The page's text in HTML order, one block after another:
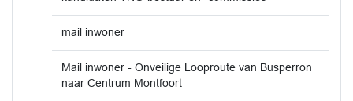
mail inwoner
Mail inwoner - Onveilige Looproute van Busperron
naar Centrum Montfoort